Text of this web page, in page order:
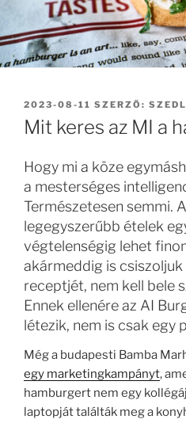
BEKÜLDVE:
2023-08-11 SZERZŐ:
Mit keres az MI a
Hogy mi a köze
a mesterséges
Természetesen semmi.
legegyszerűbb ételek
végtelenségig lehet
akármeddig is
receptjét, nem kell bele
Ennek ellenére az AI
létezik, nem is csak egy
Még a budapesti Bamba
egy marketingkampányt,
hamburgert nem egy
laptopját találták meg a